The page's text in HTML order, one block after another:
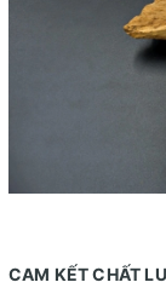
CAM KẾT CHẤT